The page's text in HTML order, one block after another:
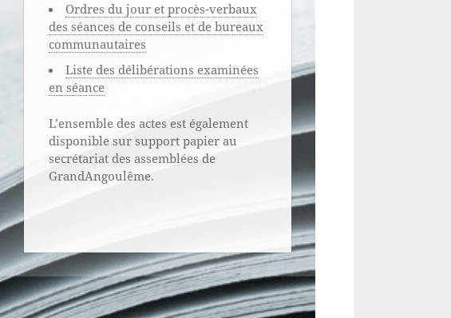
Ordres du jour et procès-verbaux
des séances de conseils et de bureaux
communautaires
Liste des délibérations examinées
en séance
L’ensemble des actes est également
disponible sur support papier au
secrétariat des assemblées de
GrandAngoulême.